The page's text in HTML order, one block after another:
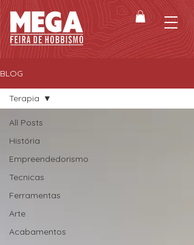
BLOG
All Posts
História
Empreendedorismo
Tecnicas
Ferramentas
Arte
Acabamentos
Terapia